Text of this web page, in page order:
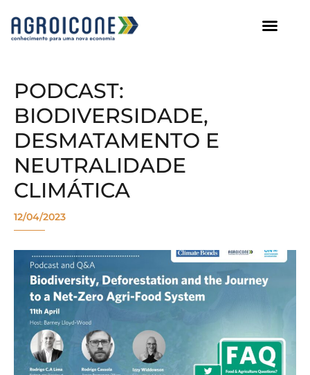
PODCAST:
BIODIVERSIDADE,
DESMATAMENTO E
NEUTRALIDADE
CLIMÁTICA
12/04/2023